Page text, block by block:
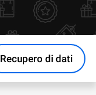
Recupero di dati